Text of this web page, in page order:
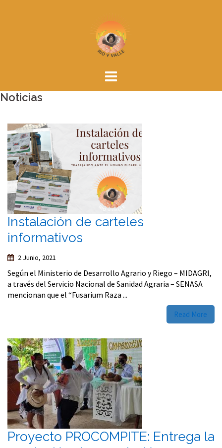
Noticias
Instalación de carteles
informativos
2 Junio, 2021
Según el Ministerio de Desarrollo Agrario y Riego – MIDAGRI,
a través del Servicio Nacional de Sanidad Agraria – SENASA
mencionan que el “Fusarium Raza ...
Read More
Proyecto PROCOMPITE: Entrega la